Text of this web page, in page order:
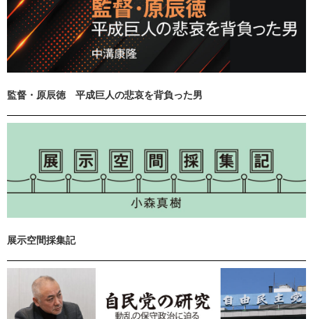
監督・原辰徳 平成巨人の悲哀を背負った男
展示空間採集記